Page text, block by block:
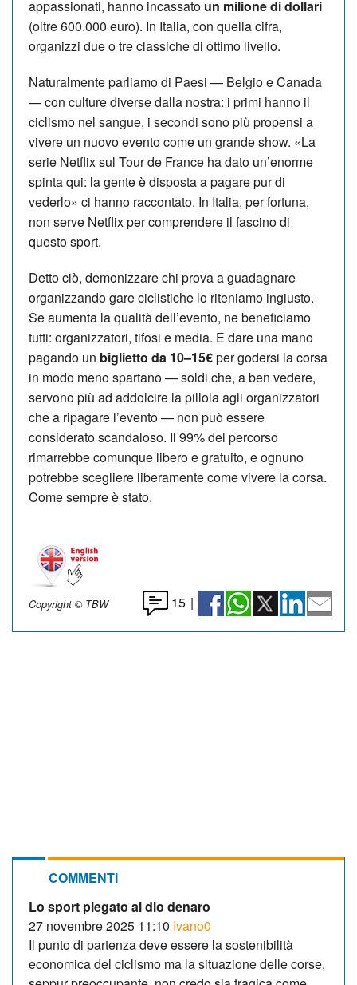
appassionati, hanno incassato un milione di dollari
(oltre 600.000 euro). In Italia, con quella cifra,
organizzi due o tre classiche di ottimo livello.
Naturalmente parliamo di Paesi — Belgio e Canada
— con culture diverse dalla nostra: i primi hanno il
ciclismo nel sangue, i secondi sono più propensi a
vivere un nuovo evento come un grande show. «La
serie Netflix sul Tour de France ha dato un’enorme
spinta qui: la gente è disposta a pagare pur di
vederlo» ci hanno raccontato. In Italia, per fortuna,
non serve Netflix per comprendere il fascino di
questo sport.
Detto ciò, demonizzare chi prova a guadagnare
organizzando gare ciclistiche lo riteniamo ingiusto.
Se aumenta la qualità dell’evento, ne beneficiamo
tutti: organizzatori, tifosi e media. E dare una mano
pagando un biglietto da 10–15€per godersi la corsa
in modo meno spartano — soldi che, a ben vedere,
servono più ad addolcire la pillola agli organizzatori
che a ripagare l’evento — non può essere
considerato scandaloso. Il 99% del percorso
rimarrebbe comunque libero e gratuito, e ognuno
potrebbe scegliere liberamente come vivere la corsa.
Come sempre è stato.
Copyright © TBW 15 |
COMMENTI
Lo sport piegato al dio denaro
27 novembre 2025 11:10 Ivano0
Il punto di partenza deve essere la sostenibilità
economica del ciclismo ma la situazione delle corse,